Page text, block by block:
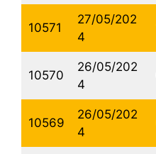
10571
27/05/202
4
10570
26/05/202
4
10569
26/05/202
4